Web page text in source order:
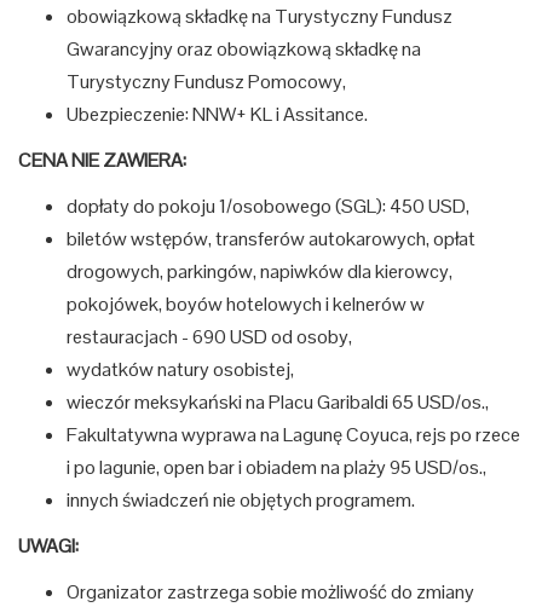
obowiązkową składkę na Turystyczny Fundusz
Gwarancyjny oraz obowiązkową składkę na
Turystyczny Fundusz Pomocowy,
Ubezpieczenie: NNW+ KL i Assitance.
CENA NIE ZAWIERA:
dopłaty do pokoju 1/osobowego (SGL): 450 USD,
biletów wstępów, transferów autokarowych, opłat
drogowych, parkingów, napiwków dla kierowcy,
pokojówek, boyów hotelowych i kelnerów w
restauracjach - 690 USD od osoby,
wydatków natury osobistej,
wieczór meksykański na Placu Garibaldi 65 USD/os.,
Fakultatywna wyprawa na Lagunę Coyuca, rejs po rzece
i po lagunie, open bar i obiadem na plaży 95 USD/os.,
innych świadczeń nie objętych programem.
UWAGI:
Organizator zastrzega sobie możliwość do zmiany